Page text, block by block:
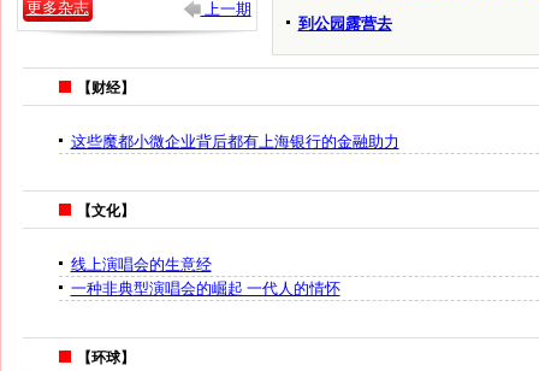
更多杂志 上一期
到公园露营去
【财经】
这些魔都小微企业背后都有上海银行的金融助力
【文化】
线上演唱会的生意经
一种非典型演唱会的崛起 一代人的情怀
【环球】